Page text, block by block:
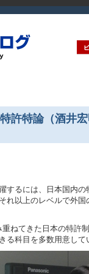
許特論（酒井
するには、日本国内の
れ以上のレベルで外
ねてきた日本の特許
る科目を多数用意して